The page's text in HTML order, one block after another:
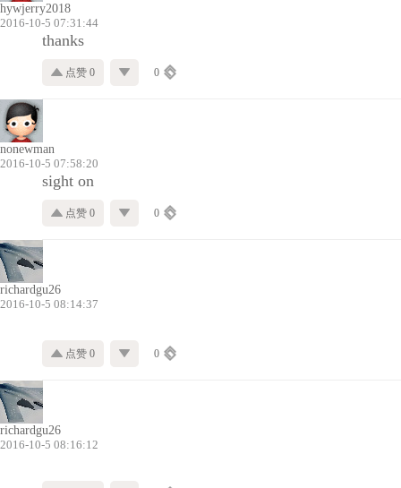
hywjerry2018
2016-10-5 07:31:44
thanks
点赞 0 0
nonewman
2016-10-5 07:58:20
sight on
点赞 0 0
richardgu26
2016-10-5 08:14:37
点赞 0 0
richardgu26
2016-10-5 08:16:12